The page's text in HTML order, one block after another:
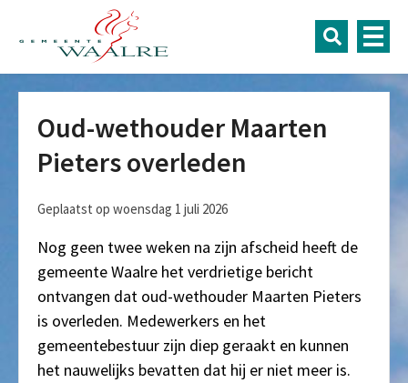
Oud-wethouder Maarten
Pieters overleden
Geplaatst op woensdag 1 juli 2026
Nog geen twee weken na zijn afscheid heeft de
gemeente Waalre het verdrietige bericht
ontvangen dat oud-wethouder Maarten Pieters
is overleden. Medewerkers en het
gemeentebestuur zijn diep geraakt en kunnen
het nauwelijks bevatten dat hij er niet meer is.